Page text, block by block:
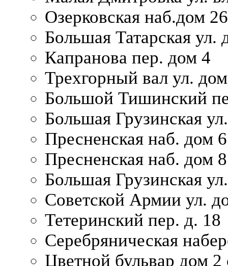
Озерковская наб.дом 26
Большая Татарская ул.
Капранова пер. дом 4
Трехгорный вал ул.
Большой Тишинский
Большая Грузинская
Пресненская наб. дом
Пресненская наб. дом 8
Большая Грузинская
Советской Армии ул.
Тетеринский пер. д. 18
Серебряническая
Цветной бульвар дом 2